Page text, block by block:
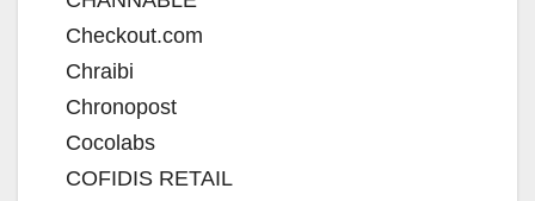
Checkout.com
Chraibi
Chronopost
Cocolabs
COFIDIS RETAIL